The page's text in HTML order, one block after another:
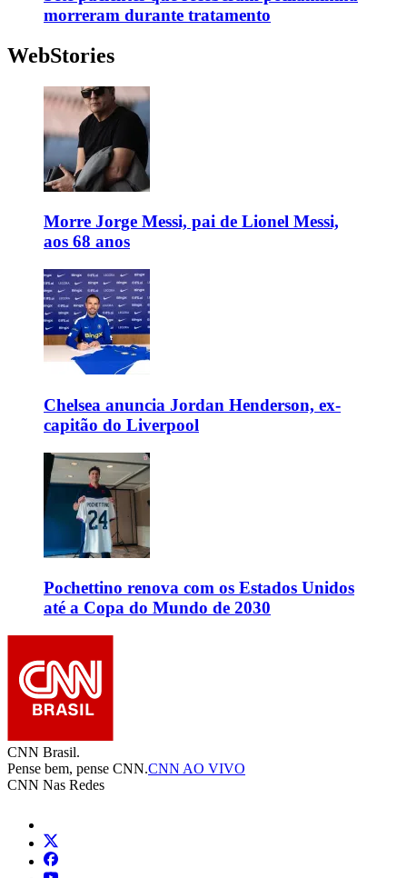
morreram durante tratamento
WebStories
Morre Jorge Messi, pai de Lionel Messi,
aos 68 anos
Chelsea anuncia Jordan Henderson, ex-
capitão do Liverpool
Pochettino renova com os Estados Unidos
até a Copa do Mundo de 2030
CNN Brasil.
Pense bem, pense CNN.CNN AO VIVO
CNN Nas Redes